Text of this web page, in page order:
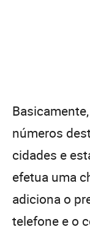
números
cidades e
efetua uma
adiciona o
telefone e o